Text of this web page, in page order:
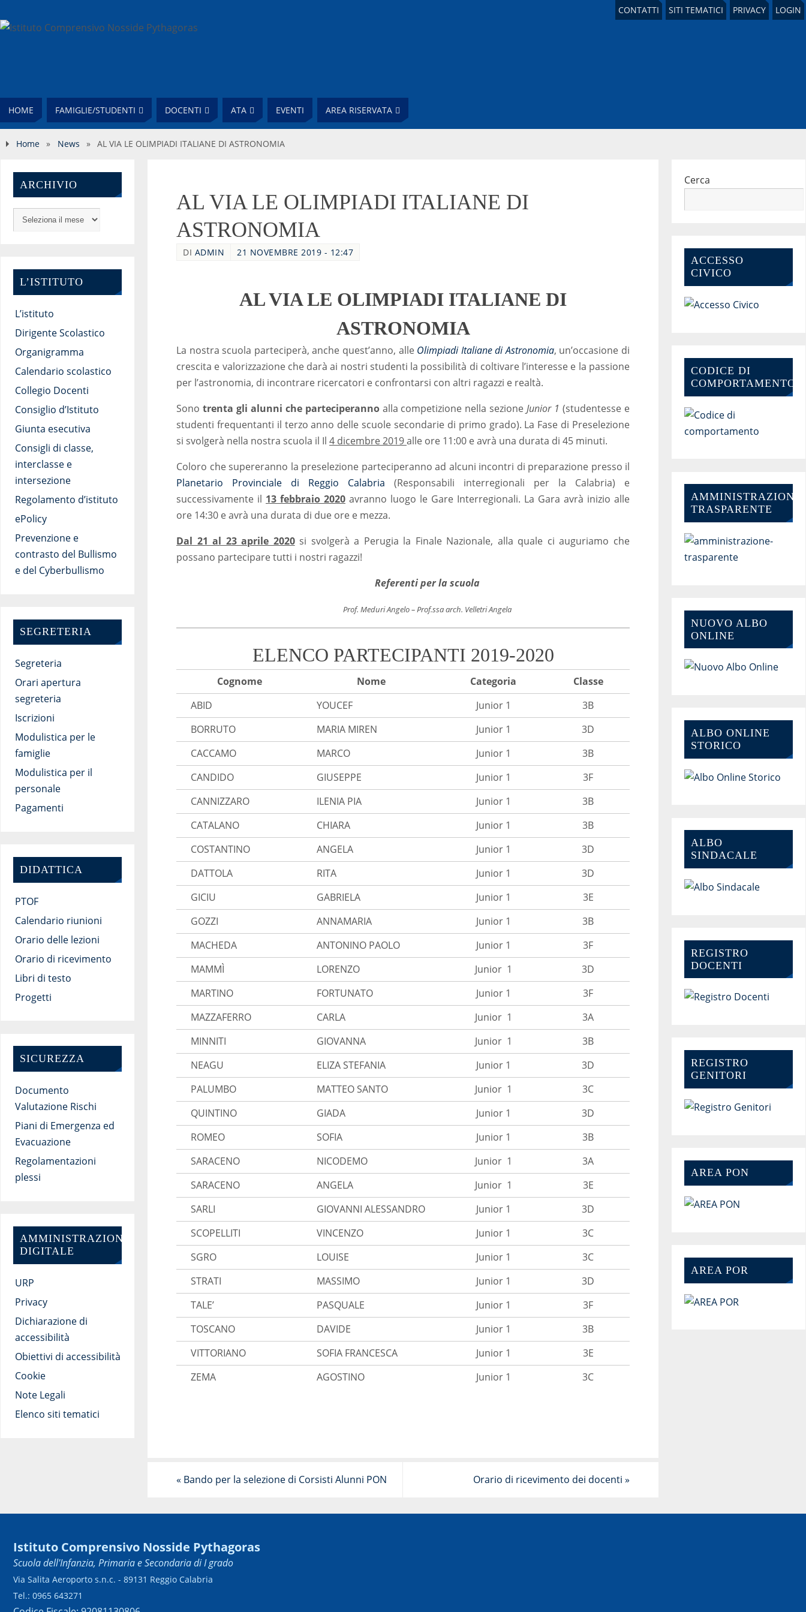
CONTATTI SITI TEMATICI PRIVACY LOGIN
HOME FAMIGLIE/STUDENTI DOCENTI ATA EVENTI AREA RISERVATA
Home » News » AL VIA LE OLIMPIADI ITALIANE DI ASTRONOMIA
AL VIA LE OLIMPIADI ITALIANE DI
ASTRONOMIA
DI ADMIN 21 NOVEMBRE 2019 - 12:47
AL VIA LE OLIMPIADI ITALIANE DI
ASTRONOMIA
La nostra scuola parteciperà, anche quest’anno, alle Olimpiadi Italiane di Astronomia, un’occasione di
crescita e valorizzazione che darà ai nostri studenti la possibilità di coltivare l’interesse e la passione
per l’astronomia, di incontrare ricercatori e confrontarsi con altri ragazzi e realtà.
Sono trenta gli alunni che parteciperannoalla competizione nella sezioneJunior 1 (studentesse e
studenti frequentanti il terzo anno delle scuole secondarie di primo grado). La Fase di Preselezione
si svolgerà nella nostra scuola il Il 4 dicembre 2019alle ore 11:00 e avrà una durata di 45 minuti.
Coloro che supereranno la preselezione parteciperanno ad alcuni incontri di preparazione presso il
Planetario Provinciale di Reggio Calabria (Responsabili interregionali per la Calabria) e
successivamente il 13 febbraio 2020 avranno luogo le Gare Interregionali. La Gara avrà inizio alle
ore 14:30 e avrà una durata di due ore e mezza.
Dal 21 al 23 aprile 2020 si svolgerà a Perugia la Finale Nazionale, alla quale ci auguriamo che
possano partecipare tutti i nostri ragazzi!
Referenti per la scuola
Prof. Meduri Angelo – Prof.ssa arch. Velletri Angela
ELENCO PARTECIPANTI 2019-2020
Cognome Nome Categoria
Classe
ABID
YOUCEF Junior 1
3B
BORRUTO
MARIA MIREN Junior 1
3D
CACCAMO
MARCO Junior 1
3B
CANDIDO
GIUSEPPE Junior 1
3F
CANNIZZARO
ILENIA PIA Junior 1
3B
CATALANO
CHIARA Junior 1
3B
COSTANTINO
ANGELA Junior 1
3D
DATTOLA
RITA Junior 1
3D
GICIU
GABRIELA Junior 1
3E
GOZZI
ANNAMARIA Junior 1
3B
MACHEDA
ANTONINO PAOLO Junior 1
3F
MAMMÌ
LORENZO Junior 1
3D
MARTINO
FORTUNATO Junior 1
3F
MAZZAFERRO
CARLA Junior 1
3A
MINNITI
GIOVANNA Junior 1
3B
NEAGU
ELIZA STEFANIA Junior 1
3D
PALUMBO
MATTEO SANTO Junior 1
3C
QUINTINO
GIADA Junior 1
3D
ROMEO
SOFIA Junior 1
3B
SARACENO
NICODEMO Junior 1
3A
SARACENO
ANGELA Junior 1
3E
SARLI
GIOVANNI ALESSANDRO Junior 1
3D
SCOPELLITI
VINCENZO Junior 1
3C
SGRO
LOUISE Junior 1
3C
STRATI
MASSIMO Junior 1
3D
TALE’
PASQUALE Junior 1
3F
TOSCANO
DAVIDE Junior 1
3B
VITTORIANO
SOFIA FRANCESCA Junior 1
3E
ZEMA
AGOSTINO Junior 1 3C
« Bando per la selezione di Corsisti Alunni PON Orario di ricevimento dei docenti »
ARCHIVIO
L’ISTITUTO
L’istituto
Dirigente Scolastico
Organigramma
Calendario scolastico
Collegio Docenti
Consiglio d’Istituto
Giunta esecutiva
Consigli di classe,
interclasse e
intersezione
Regolamento d’istituto
ePolicy
Prevenzione e
contrasto del Bullismo
e del Cyberbullismo
SEGRETERIA
Segreteria
Orari apertura
segreteria
Iscrizioni
Modulistica per le
famiglie
Modulistica per il
personale
Pagamenti
DIDATTICA
PTOF
Calendario riunioni
Orario delle lezioni
Orario di ricevimento
Libri di testo
Progetti
SICUREZZA
Documento
Valutazione Rischi
Piani di Emergenza ed
Evacuazione
Regolamentazioni
plessi
AMMINISTRAZIONE
DIGITALE
URP
Privacy
Dichiarazione di
accessibilità
Obiettivi di accessibilità
Cookie
Note Legali
Elenco siti tematici
Cerca
ACCESSO
CIVICO
CODICE DI
COMPORTAMENTO
AMMINISTRAZIONE-
TRASPARENTE
NUOVO ALBO
ONLINE
ALBO ONLINE
STORICO
ALBO
SINDACALE
REGISTRO
DOCENTI
REGISTRO
GENITORI
AREA PON
AREA POR
Istituto Comprensivo Nosside Pythagoras
Scuola dell'Infanzia, Primaria e Secondaria di I grado
Via Salita Aeroporto s.n.c. - 89131 Reggio Calabria
Tel.: 0965 643271